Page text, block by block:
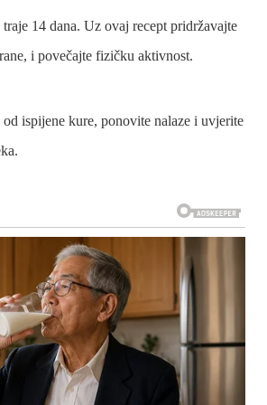
14 dana. Uz ovaj recept pridržavajte
i povečajte fizičku aktivnost.
ispijene kure, ponovite nalaze i uvjerite